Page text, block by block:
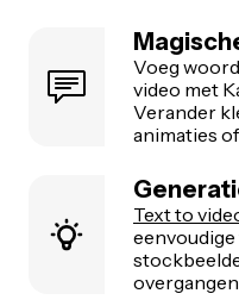
Voeg
video met
Verander
animaties
Text to